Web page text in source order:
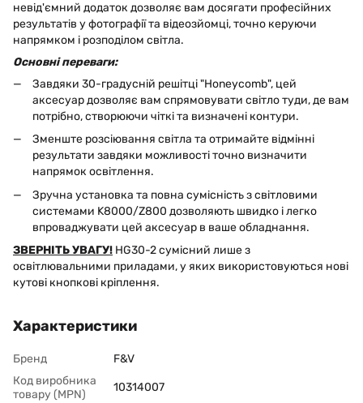
невід'ємний додаток дозволяє вам досягати професійних
результатів у фотографії та відеозйомці, точно керуючи
напрямком і розподілом світла.
Основні переваги:
Завдяки 30-градусній решітці "Honeycomb", цей
аксесуар дозволяє вам спрямовувати світло туди, де вам
потрібно, створюючи чіткі та визначені контури.
Зменште розсіювання світла та отримайте відмінні
результати завдяки можливості точно визначити
напрямок освітлення.
Зручна установка та повна сумісність з світловими
системами K8000/Z800 дозволяють швидко і легко
впроваджувати цей аксесуар в ваше обладнання.
ЗВЕРНІТЬ УВАГУ! HG30-2 сумісний лише з
освітлювальними приладами, у яких використовуються нові
кутові кнопкові кріплення.
Характеристики
Бренд
F&V
Код виробника
товару (MPN)
10314007